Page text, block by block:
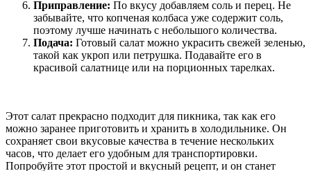
Приправление: По вкусу добавляем соль и перец. Не
забывайте, что копченая колбаса уже содержит соль,
поэтому лучше начинать с небольшого количества.
Подача: Готовый салат можно украсить свежей зеленью,
такой как укроп или петрушка. Подавайте его в
красивой салатнице или на порционных тарелках.
Этот салат прекрасно подходит для пикника, так как его
можно заранее приготовить и хранить в холодильнике. Он
сохраняет свои вкусовые качества в течение нескольких
часов, что делает его удобным для транспортировки.
Попробуйте этот простой и вкусный рецепт, и он станет